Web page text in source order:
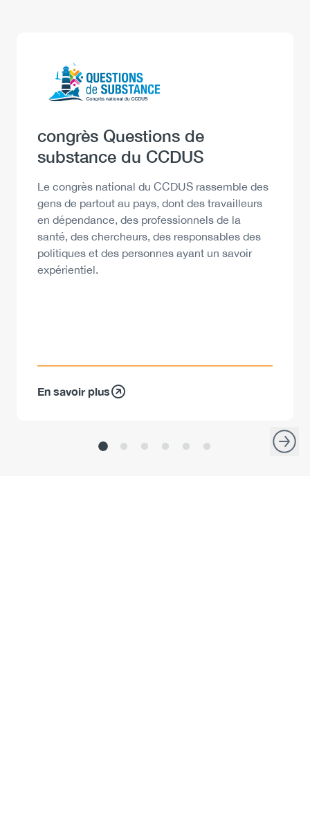
Heading
congrès Questions de
substance du CCDUS
Description
Le congrès national du CCDUS rassemble des
gens de partout au pays, dont des travailleurs
en dépendance, des professionnels de la
santé, des chercheurs, des responsables des
politiques et des personnes ayant un savoir
expérientiel.
En savoir plus